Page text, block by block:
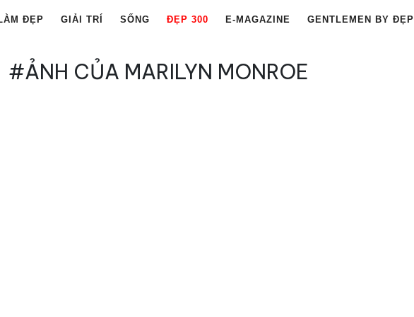
ĐẸP GIẢI TRÍ SỐNG ĐẸP 300 E-MAGAZINE GENTLEMEN BY ĐẸP
#ẢNH CỦA MARILYN MONROE